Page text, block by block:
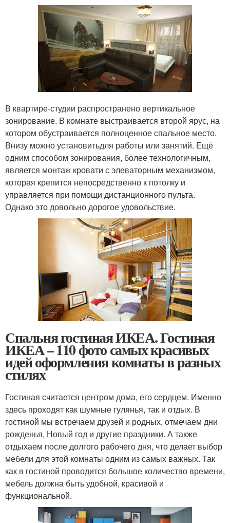
В квартире-студии распространено вертикальное
зонирование. В комнате выстраивается второй ярус, на
котором обустраивается полноценное спальное место.
Внизу можно установитьдля работы или занятий. Ещё
одним способом зонирования, более технологичным,
является монтаж кровати с элеваторным механизмом,
которая крепится непосредственно к потолку и
управляется при помощи дистанционного пульта.
Однако это довольно дорогое удовольствие.
Спальня гостиная ИКЕА. Гостиная
ИКЕА – 110 фото самых красивых
идей оформления комнаты в разных
стилях
Гостиная считается центром дома, его сердцем. Именно
здесь проходят как шумные гулянья, так и отдых. В
гостиной мы встречаем друзей и родных, отмечаем дни
рожденья, Новый год и другие праздники. А также
отдыхаем после долгого рабочего дня, что делает выбор
мебели для этой комнаты одним из самых важных. Так
как в гостиной проводится большое количество времени,
мебель должна быть удобной, красивой и
функциональной.